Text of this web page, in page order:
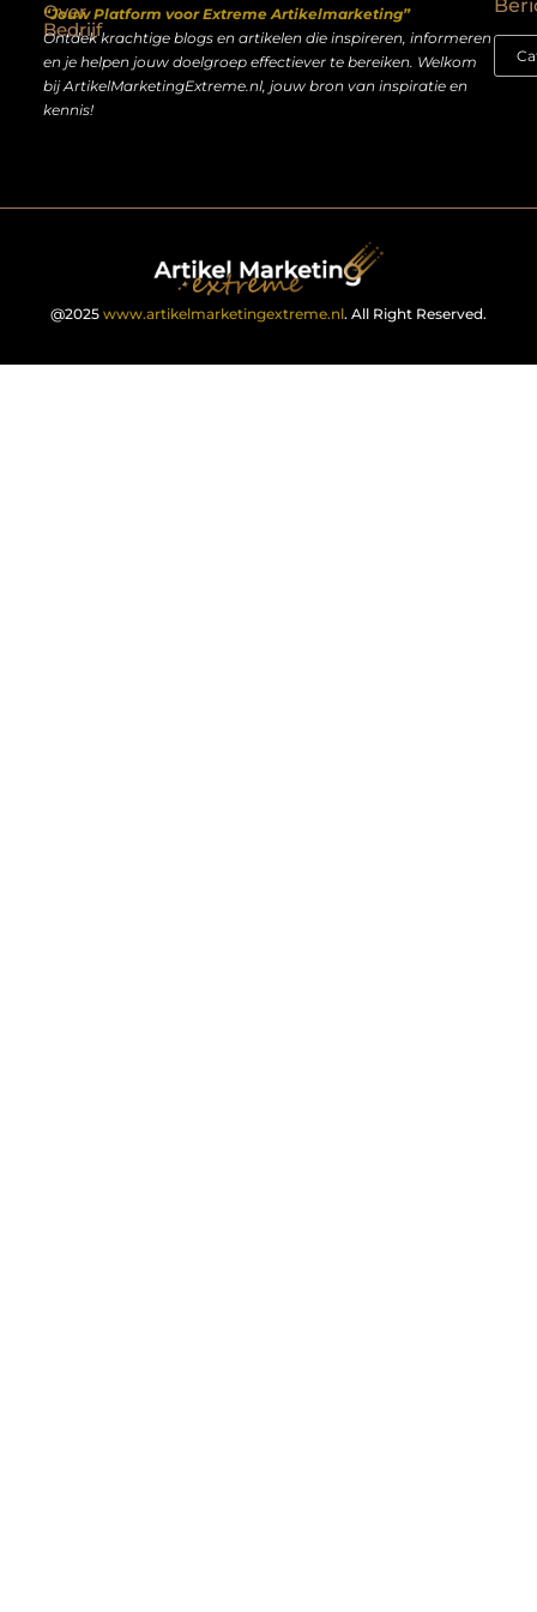
Over
Bedrijf
“Jouw Platform voor Extreme Artikelmarketing”
Ontdek krachtige blogs en artikelen die inspireren, informeren
en je helpen jouw doelgroep effectiever te bereiken. Welkom
bij ArtikelMarketingExtreme.nl, jouw bron van inspiratie en
kennis!
@2025 www.artikelmarketingextreme.nl. All Right Reserved.